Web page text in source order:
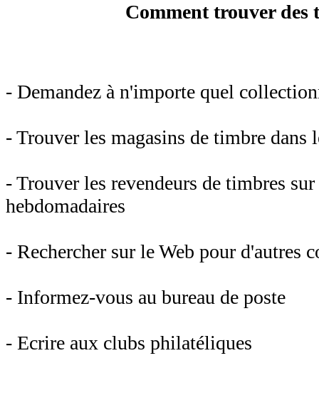
Comment trouver des
- Demandez à n'importe quel
- Trouver les magasins de timbre dans
- Trouver les revendeurs de timbres
hebdomadaires
- Rechercher sur le Web pour d'autres
- Informez-vous au bureau de poste
- Ecrire aux clubs philatéliques